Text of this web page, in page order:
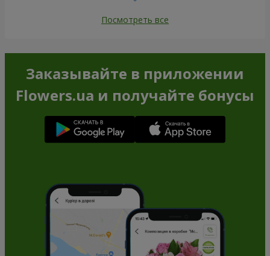
Посмотреть все
Заказывайте в приложении
Flowers.ua и получайте бонусы